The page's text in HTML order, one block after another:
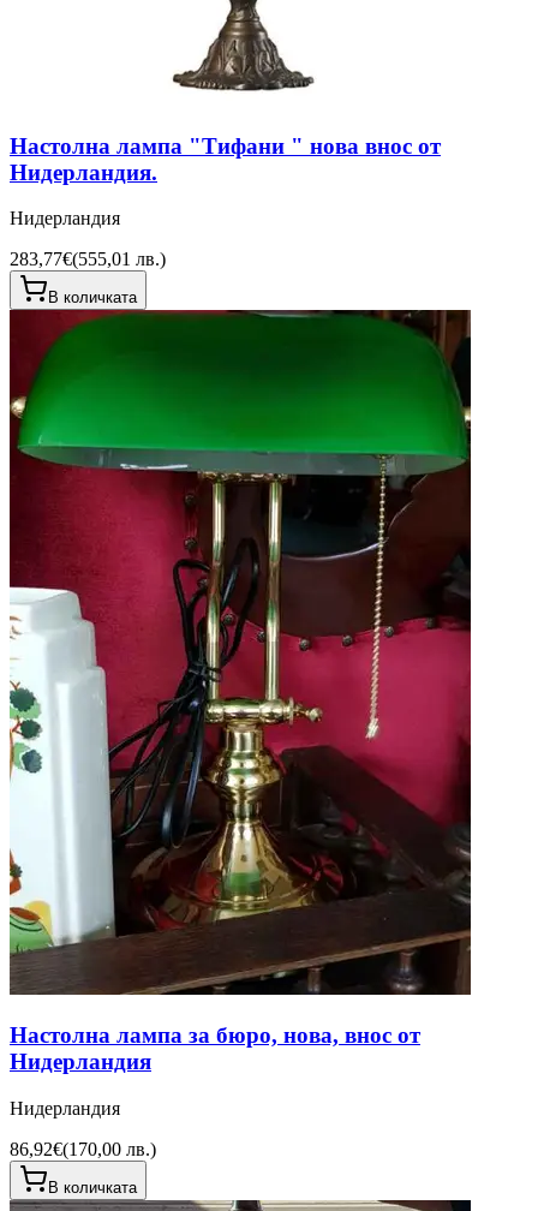
Настолна лампа "Тифани " нова внос от
Нидерландия.
Нидерландия
283,77€(555,01 лв.)
В количката
Настолна лампа за бюро, нова, внос от
Нидерландия
Нидерландия
86,92€(170,00 лв.)
В количката